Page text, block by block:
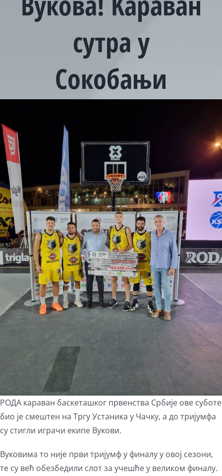
сутра у
Сокобањи
Image
РОДА караван баскеташког првенства Србије ове суботе
био је смештен на Тргу Устаника у Чачку, а до тријумфа
су стигли играчи екипе Вукови.
Вуковима то није први тријумф у финалу у овој сезони,
те су већ обезбедили слот за учешће у великом финалу.